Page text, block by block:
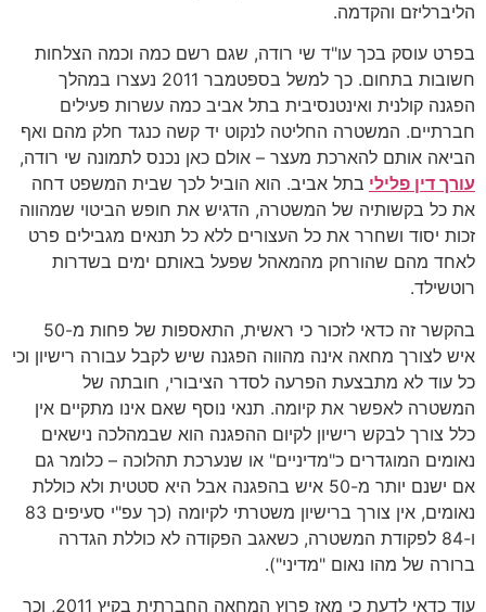
הליברליזם והקדמה.
בפרט עוסק בכך עו"ד שי רודה, שגם רשם כמה וכמה הצלחות
חשובות בתחום. כך למשל בספטמבר 2011 נעצרו במהלך
הפגנה קולנית ואינטנסיבית בתל אביב כמה עשרות פעילים
חברתיים. המשטרה החליטה לנקוט יד קשה כנגד חלק מהם ואף
הביאה אותם להארכת מעצר – אולם כאן נכנס לתמונה שי רודה,
עורך דין פלילי בתל אביב. הוא הוביל לכך שבית המשפט דחה
את כל בקשותיה של המשטרה, הדגיש את חופש הביטוי שמהווה
זכות יסוד ושחרר את כל העצורים ללא כל תנאים מגבילים פרט
לאחד מהם שהורחק מהמאהל שפעל באותם ימים בשדרות
רוטשילד.
בהקשר זה כדאי לזכור כי ראשית, התאספות של פחות מ-50
איש לצורך מחאה אינה מהווה הפגנה שיש לקבל עבורה רישיון וכי
כל עוד לא מתבצעת הפרעה לסדר הציבורי, חובתה של
המשטרה לאפשר את קיומה. תנאי נוסף שאם אינו מתקיים אין
כלל צורך לבקש רישיון לקיום ההפגנה הוא שבמהלכה נישאים
נאומים המוגדרים כ"מדיניים" או שנערכת תהלוכה – כלומר גם
אם ישנם יותר מ-50 איש בהפגנה אבל היא סטטית ולא כוללת
נאומים, אין צורך ברישיון משטרתי לקיומה (כך עפ"י סעיפים 83
ו-84 לפקודת המשטרה, כשאגב הפקודה לא כוללת הגדרה
ברורה של מהו נאום "מדיני").
עוד כדאי לדעת כי מאז פרוץ המחאה החברתית בקיץ 2011, וכך